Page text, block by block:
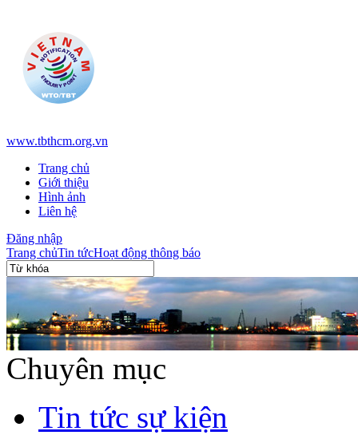
www.tbthcm.org.vn
Trang chủ
Giới thiệu
Hình ảnh
Liên hệ
Đăng nhập
Trang chủTin tứcHoạt động thông báo
Chuyên mục
Tin tức sự kiện